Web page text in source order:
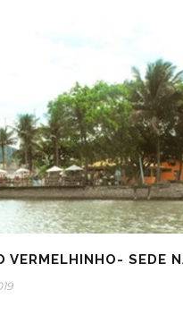
VERMELHINHO- SEDE